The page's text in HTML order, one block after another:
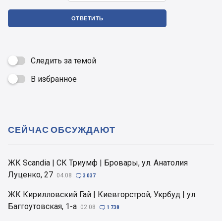
ОТВЕТИТЬ
Следить за темой
 В избранное
ЖК Scandia | СК Триумф | Бровары, ул. Анатолия
Луценко, 27 04.08  3 037
ЖК Кирилловский Гай | Киевгорстрой, Укрбуд | ул.
Баггоутовская, 1-а 02.08  1 738
СЕЙЧАС ОБСУЖДАЮТ